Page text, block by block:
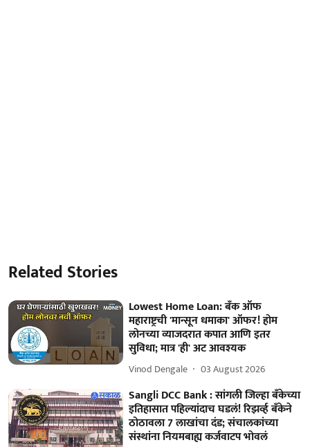
Related Stories
Lowest Home Loan: बँक ऑफ
महाराष्ट्रची 'मान्सून धमाका' ऑफर! होम
लोनच्या व्याजदरात कपात आणि इतर
सुविधा; मात्र 'ही' अट आवश्यक
Vinod Dengale 03 August 2026
Sangli DCC Bank : सांगली जिल्हा बँकेच्या
इतिहासात पहिल्यांदाच घडलं! रिझर्व्ह बँकेने
ठोठावला 7 लाखांचा दंड; संचालकांच्या
संस्थांना नियमबाह्य कर्जवाटप भोवलं